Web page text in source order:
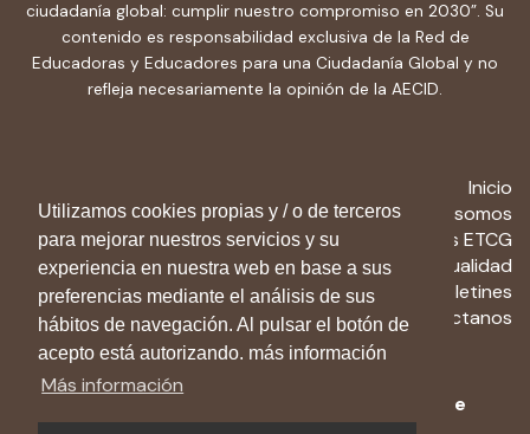
Utilizamos cookies propias y / o de terceros
para mejorar nuestros servicios y su
experiencia en nuestra web en base a sus
preferencias mediante el análisis de sus
hábitos de navegación. Al pulsar el botón de
acepto está autorizando. más información
Más información
ciudadanía global: cumplir nuestro compromiso en 2030”. Su
contenido es responsabilidad exclusiva de la Red de
Educadoras y Educadores para una Ciudadanía Global y no
refleja necesariamente la opinión de la AECID.
Inicio
Quiénes somos
Recursos ETCG
Actualidad
Boletines
Contactanos
Política de